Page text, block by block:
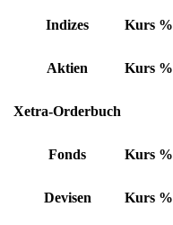
Indizes Kurs %
Aktien Kurs %
Xetra-Orderbuch
Fonds Kurs %
Devisen Kurs %